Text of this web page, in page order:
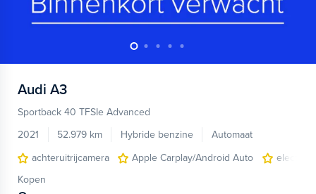
Audi A3
Sportback 40 TFSIe Advanced
2021
52.979 km Hybride benzine
Automaat
achteruitrijcamera
Apple Carplay/Android Auto
Kopen